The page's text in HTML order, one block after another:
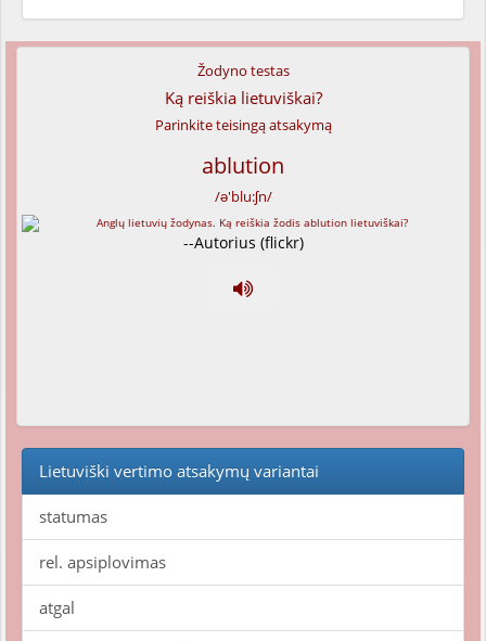
Žodyno testas
Ką reiškia lietuviškai?
Parinkite teisingą atsakymą
ablution
/ə'blu:ʃn/
--Autorius (flickr)
Lietuviški vertimo atsakymų variantai
statumas
rel. apsiplovimas
atgal